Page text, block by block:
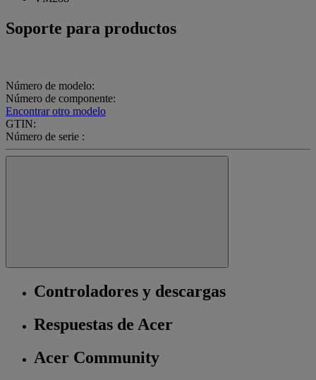
Soporte para productos
Número de modelo:
Número de componente:
Encontrar otro modelo
GTIN:
Número de serie :
Controladores y descargas
Respuestas de Acer
Acer Community